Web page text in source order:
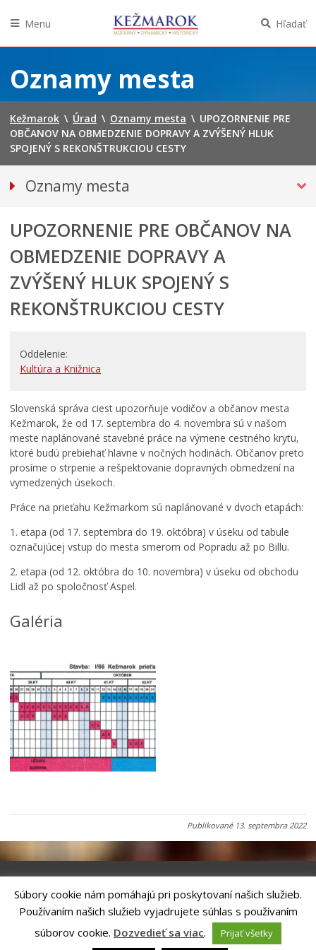
obsah
Menu Hľadať
Oznamy mesta
Kežmarok \ Úrad \ Oznamy mesta \ UPOZORNENIE PRE
OBČANOV NA OBMEDZENIE DOPRAVY A ZVÝŠENÝ HLUK
SPOJENÝ S REKONŠTRUKCIOU CESTY
Oznamy mesta
Bezpečnosť
Straty a nálezy
DOPRAVA, ÚDRŽBA KOMUNIKÁCIÍ
Financie
Kultúra, šport a propagácia
Rodina, život, bývanie
Stavby, prenájmy a pozemky
Zamestnanie v samospráve
Životné prostredie a odpady
UPOZORNENIE PRE OBČANOV NA
OBMEDZENIE DOPRAVY A
ZVÝŠENÝ HLUK SPOJENÝ S
REKONŠTRUKCIOU CESTY
Oddelenie
Kultúra a Knižnica
Slovenská správa ciest upozorňuje vodičov a občanov mesta
Kežmarok, že od 17. septembra do 4. novembra sú v našom
meste naplánované stavebné práce na výmene cestného krytu,
ktoré budú prebiehať hlavne v nočných hodinách. Občanov preto
prosíme o strpenie a rešpektovanie dopravných obmedzení na
vymedzených úsekoch.
Práce na prieťahu Kežmarkom sú naplánované v dvoch etapách:
1. etapa (od 17. septembra do 19. októbra) v úseku od tabule
označujúcej vstup do mesta smerom od Popradu až po Billu.
2. etapa (od 12. októbra do 10. novembra) v úseku od obchodu
Lidl až po spoločnosť Aspel.
Galéria
Publikované 13. septembra 2022
Riešenie ANTIK SMART CITY
| Technický prevádzkovateľ – MVI
Technology, s.r.o.
Správca webového sídla: Mesto Kežmarok, Hlavné námestie, 060 01
Kežmarok, tel.: +421524660111
Súbory cookie nám pomáhajú pri poskytovaní našich služieb.
Používaním našich služieb vyjadrujete súhlas s používaním
súborov cookie. Dozvedieť sa viac. Prijať všetky